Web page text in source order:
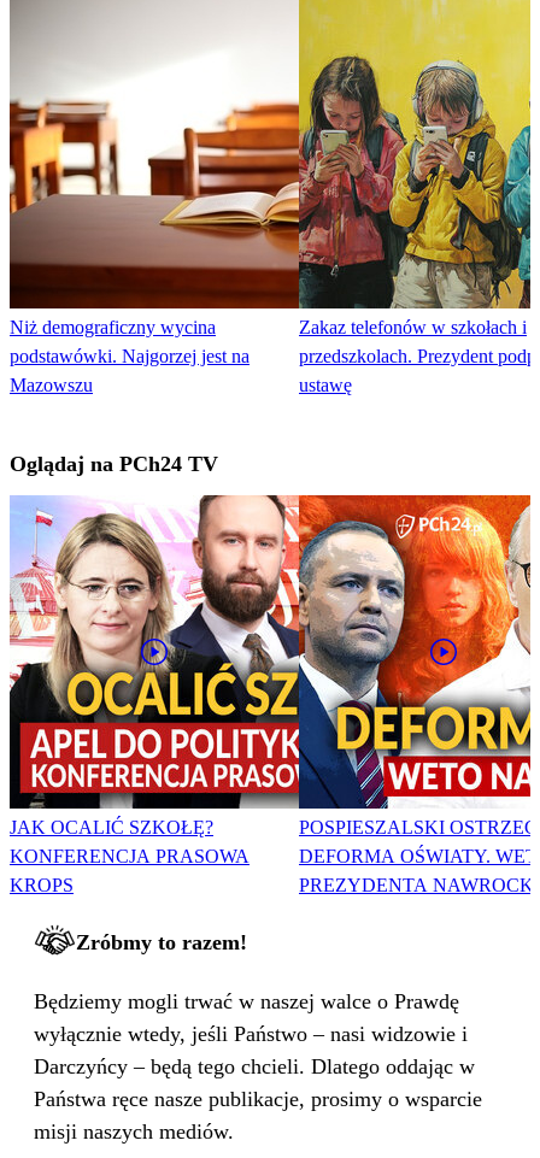
Niż demograficzny wycina
podstawówki. Najgorzej jest na
Mazowszu
Zakaz telefonów w szkołach i
przedszkolach. Prezydent
ustawę
Oglądaj na PCh24 TV
JAK OCALIĆ SZKOŁĘ?
KONFERENCJA PRASOWA
KROPS
POSPIESZALSKI
DEFORMA OŚWIATY.
PREZYDENTA
Zróbmy to razem!
Będziemy mogli trwać w naszej walce o Prawdę
wyłącznie wtedy, jeśli Państwo – nasi widzowie i
Darczyńcy – będą tego chcieli. Dlatego oddając w
Państwa ręce nasze publikacje, prosimy o wsparcie
misji naszych mediów.